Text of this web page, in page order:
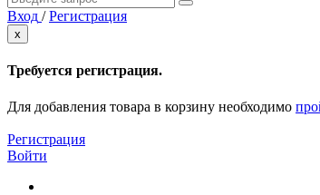
Вход / Регистрация
x
Требуется регистрация.
Для добавления товара в корзину необходимо
Регистрация
Войти